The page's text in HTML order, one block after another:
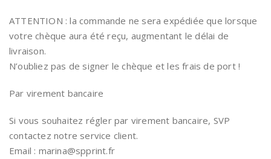
ATTENTION : la commande ne sera expédiée que lorsque
votre chèque aura été reçu, augmentant le délai de
livraison.
N’oubliez pas de signer le chèque et les frais de port !
Par virement bancaire
Si vous souhaitez régler par virement bancaire, SVP
contactez notre service client.
Email : marina@spprint.fr